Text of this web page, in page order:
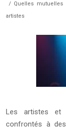
/ Quelles
artistes
Les artistes et
confrontés à